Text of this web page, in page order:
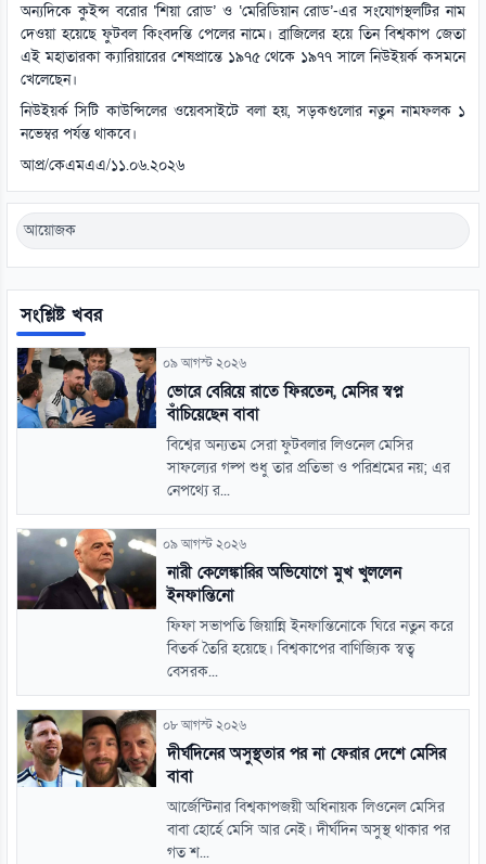
অন্যদিকে কুইন্স বরোর ‘শিয়া রোড’ ও ‘মেরিডিয়ান রোড’-এর সংযোগস্থলটির নাম
দেওয়া হয়েছে ফুটবল কিংবদন্তি পেলের নামে। ব্রাজিলের হয়ে তিন বিশ্বকাপ জেতা
এই মহাতারকা ক্যারিয়ারের শেষপ্রান্তে ১৯৭৫ থেকে ১৯৭৭ সালে নিউইয়র্ক কসমনে
খেলেছেন।
নিউইয়র্ক সিটি কাউন্সিলের ওয়েবসাইটে বলা হয়, সড়কগুলোর নতুন নামফলক ১
নভেম্বর পর্যন্ত থাকবে।
আপ্র/কেএমএএ/১১.০৬.২০২৬
আয়োজক
সংশ্লিষ্ট খবর
০৯ আগস্ট ২০২৬
ভোরে বেরিয়ে রাতে ফিরতেন, মেসির স্বপ্ন
বাঁচিয়েছেন বাবা
বিশ্বের অন্যতম সেরা ফুটবলার লিওনেল মেসির
সাফল্যের গল্প শুধু তার প্রতিভা ও পরিশ্রমের নয়; এর
নেপথ্যে র...
০৯ আগস্ট ২০২৬
নারী কেলেঙ্কারির অভিযোগে মুখ খুললেন
ইনফান্তিনো
ফিফা সভাপতি জিয়ান্নি ইনফান্তিনোকে ঘিরে নতুন করে
বিতর্ক তৈরি হয়েছে। বিশ্বকাপের বাণিজ্যিক স্বত্ব
বেসরক...
০৮ আগস্ট ২০২৬
দীর্ঘদিনের অসুস্থতার পর না ফেরার দেশে মেসির
বাবা
আর্জেন্টিনার বিশ্বকাপজয়ী অধিনায়ক লিওনেল মেসির
বাবা হোর্হে মেসি আর নেই। দীর্ঘদিন অসুস্থ থাকার পর
গত শ...